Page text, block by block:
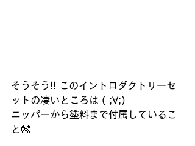
そうそう!! このイントロダクトリーセ
ットの凄いところは ( ;∀;)
ニッパーから塗料まで付属しているこ
と👐